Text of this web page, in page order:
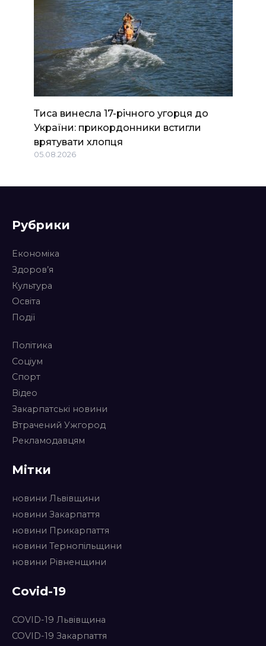
Тиса винесла 17-річного угорця до
України: прикордонники встигли
врятувати хлопця
05.08.2026
Рубрики
Економіка
Здоров’я
Культура
Освіта
Події
Політика
Соціум
Спорт
Відео
Закарпатські новини
Втрачений Ужгород
Рекламодавцям
Мітки
новини Львівщини
новини Закарпаття
новини Прикарпаття
новини Тернопільщини
новини Рівненщини
Covid-19
COVID-19 Львівщина
COVID-19 Закарпаття